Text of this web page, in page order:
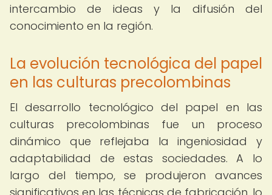
intercambio de ideas y la difusión del
conocimiento en la región.
La evolución tecnológica del papel
en las culturas precolombinas
El desarrollo tecnológico del papel en las
culturas precolombinas fue un proceso
dinámico que reflejaba la ingeniosidad y
adaptabilidad de estas sociedades. A lo
largo del tiempo, se produjeron avances